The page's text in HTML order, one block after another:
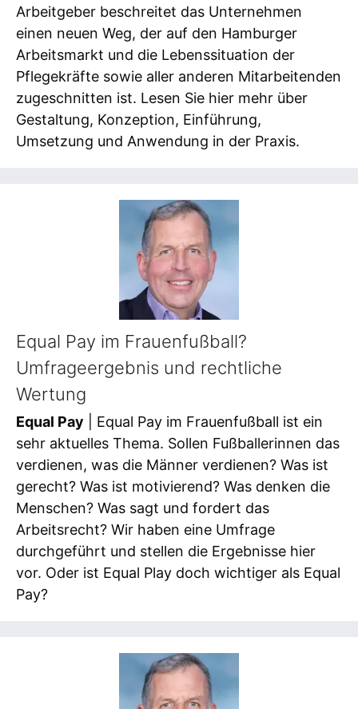
Arbeitgeber beschreitet das Unternehmen
einen neuen Weg, der auf den Hamburger
Arbeitsmarkt und die Lebenssituation der
Pflegekräfte sowie aller anderen Mitarbeitenden
zugeschnitten ist. Lesen Sie hier mehr über
Gestaltung, Konzeption, Einführung,
Umsetzung und Anwendung in der Praxis.
Equal Pay im Frauenfußball?
Umfrageergebnis und rechtliche
Wertung
Equal Pay | Equal Pay im Frauenfußball ist ein
sehr aktuelles Thema. Sollen Fußballerinnen das
verdienen, was die Männer verdienen? Was ist
gerecht? Was ist motivierend? Was denken die
Menschen? Was sagt und fordert das
Arbeitsrecht? Wir haben eine Umfrage
durchgeführt und stellen die Ergebnisse hier
vor. Oder ist Equal Play doch wichtiger als Equal
Pay?